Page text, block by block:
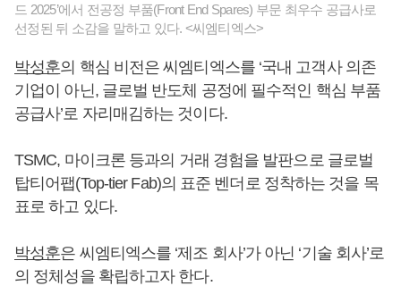
드 2025’에서 전공정 부품(Front End Spares) 부문 최우수 공급사로
선정된 뒤 소감을 말하고 있다. <씨엠티엑스>
박성훈의 핵심 비전은 씨엠티엑스를 ‘국내 고객사 의존
기업이 아닌, 글로벌 반도체 공정에 필수적인 핵심 부품
공급사’로 자리매김하는 것이다.
TSMC, 마이크론 등과의 거래 경험을 발판으로 글로벌
탑티어팹(Top-tier Fab)의 표준 벤더로 정착하는 것을 목
표로 하고 있다.
박성훈은 씨엠티엑스를 ‘제조 회사’가 아닌 ‘기술 회사’로
의 정체성을 확립하고자 한다.